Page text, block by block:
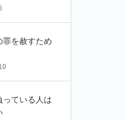
罪を赦すため
っている人は